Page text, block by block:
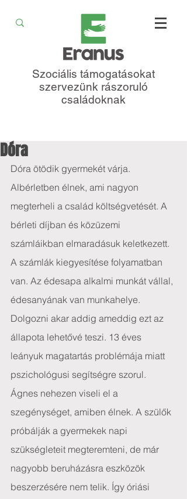
Szociális támogatásokat
szervezünk rászoruló
családoknak
Dóra
Dóra ötödik gyermekét várja.
Albérletben élnek, ami nagyon
megterheli a család költségvetését. A
bérleti díjban és közüzemi
számláikban elmaradásuk keletkezett.
A számlák kiegyesítése folyamatban
van. Az édesapa alkalmi munkát vállal,
édesanyának van munkahelye.
Dolgozni akar addig ameddig ezt az
állapota lehetővé teszi. 13 éves
leányuk magatartás problémája miatt
pszichológusi segítségre szorul.
Ágnes nehezen viseli el a
szegénységet, amiben élnek. A szülők
próbálják a gyermekek napi
szükségleteit megteremteni, de már
nagyobb beruházásra eszközök
beszerzésére nem telik. Így óriási